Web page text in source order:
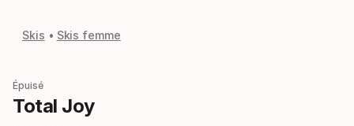
Skis Skis femme
Épuisé
Total Joy